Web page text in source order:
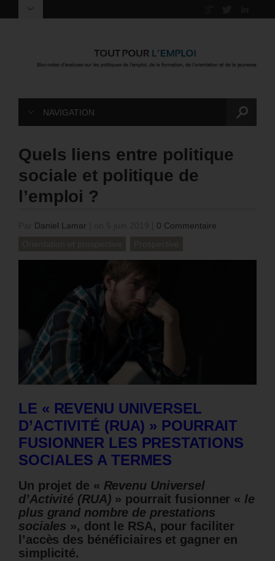
NAVIGATION
Quels liens entre politique
sociale et politique de
l’emploi ?
Daniel Lamar
0 Commentaire
LE « REVENU UNIVERSEL
D’ACTIVITÉ (RUA) » POURRAIT
FUSIONNER LES PRESTATIONS
SOCIALES A TERMES
Un projet de « Revenu Universel
d’Activité (RUA) » pourrait fusionner « le
plus grand nombre de prestations
sociales », dont le RSA, pour faciliter
l’accès des bénéficiaires et gagner en
simplicité.